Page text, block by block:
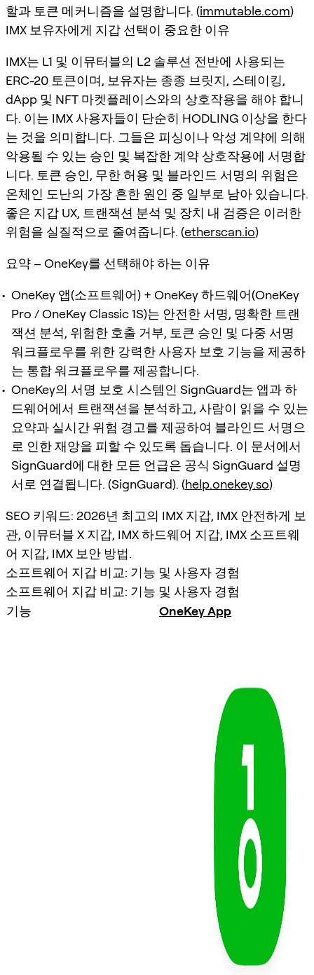
할과 토큰 메커니즘을 설명합니다. (immutable.com)
IMX 보유자에게 지갑 선택이 중요한 이유
IMX는 L1 및 이뮤터블의 L2 솔루션 전반에 사용되는
ERC-20 토큰이며, 보유자는 종종 브릿지, 스테이킹,
dApp 및 NFT 마켓플레이스와의 상호작용을 해야 합니
다. 이는 IMX 사용자들이 단순히 HODLING 이상을 한다
는 것을 의미합니다. 그들은 피싱이나 악성 계약에 의해
악용될 수 있는 승인 및 복잡한 계약 상호작용에 서명합
니다. 토큰 승인, 무한 허용 및 블라인드 서명의 위험은
온체인 도난의 가장 흔한 원인 중 일부로 남아 있습니다.
좋은 지갑 UX, 트랜잭션 분석 및 장치 내 검증은 이러한
위험을 실질적으로 줄여줍니다. (etherscan.io)
요약 – OneKey를 선택해야 하는 이유
OneKey 앱(소프트웨어) + OneKey 하드웨어(OneKey
Pro / OneKey Classic 1S)는 안전한 서명, 명확한 트랜
잭션 분석, 위험한 호출 거부, 토큰 승인 및 다중 서명
워크플로우를 위한 강력한 사용자 보호 기능을 제공하
는 통합 워크플로우를 제공합니다.
OneKey의 서명 보호 시스템인 SignGuard는 앱과 하
드웨어에서 트랜잭션을 분석하고, 사람이 읽을 수 있는
요약과 실시간 위험 경고를 제공하여 블라인드 서명으
로 인한 재앙을 피할 수 있도록 돕습니다. 이 문서에서
SignGuard에 대한 모든 언급은 공식 SignGuard 설명
서로 연결됩니다. (SignGuard). (help.onekey.so)
SEO 키워드: 2026년 최고의 IMX 지갑, IMX 안전하게 보
관, 이뮤터블 X 지갑, IMX 하드웨어 지갑, IMX 소프트웨
어 지갑, IMX 보안 방법.
소프트웨어 지갑 비교: 기능 및 사용자 경험
소프트웨어 지갑 비교: 기능 및 사용자 경험
기능
OneKey App